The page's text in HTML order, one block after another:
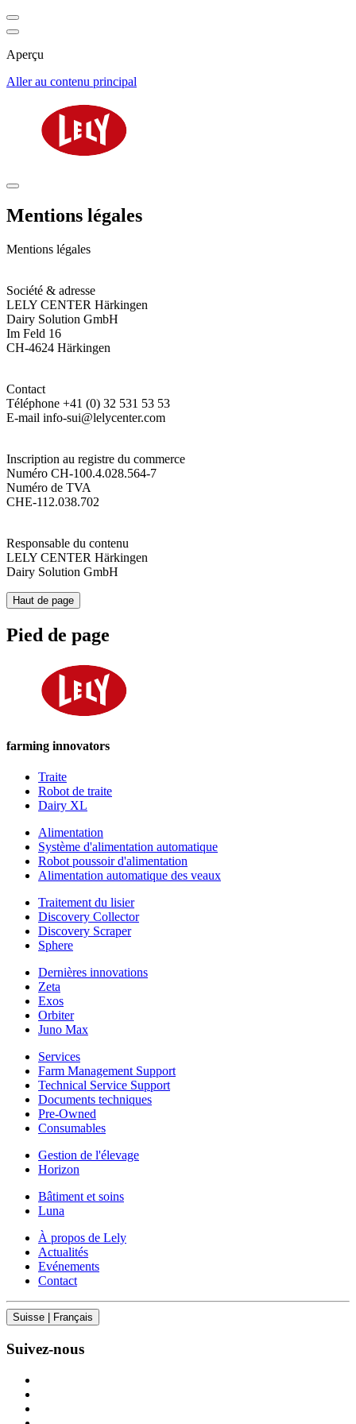
Aperçu
Aller au contenu principal
Mentions légales
Mentions légales
Société & adresse
LELY CENTER Härkingen
Dairy Solution GmbH
Im Feld 16
CH-4624 Härkingen
Contact
Téléphone +41 (0) 32 531 53 53
E-mail info-sui@lelycenter.com
Inscription au registre du commerce
Numéro CH-100.4.028.564-7
Numéro de TVA
CHE-112.038.702
Responsable du contenu
LELY CENTER Härkingen
Dairy Solution GmbH
Haut de page
Pied de page
farming innovators
Traite
Robot de traite
Dairy XL
Alimentation
Système d'alimentation automatique
Robot poussoir d'alimentation
Alimentation automatique des veaux
Traitement du lisier
Discovery Collector
Discovery Scraper
Sphere
Dernières innovations
Zeta
Exos
Orbiter
Juno Max
Services
Farm Management Support
Technical Service Support
Documents techniques
Pre-Owned
Consumables
Gestion de l'élevage
Horizon
Bâtiment et soins
Luna
À propos de Lely
Actualités
Evénements
Contact
Suisse | Français
Suivez-nous